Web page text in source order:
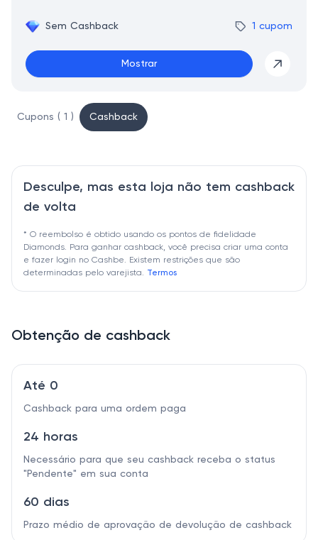
Sem Cashback 1 cupom
Mostrar
Cupons ( 1 ) Cashback
Desculpe, mas esta loja não tem cashback
de volta
* O reembolso é obtido usando os pontos de fidelidade
Diamonds. Para ganhar cashback, você precisa criar uma conta
e fazer login no Cashbe. Existem restrições que são
determinadas pelo varejista. Termos
Obtenção de cashback
Até 0
Cashback para uma ordem paga
24 horas
Necessário para que seu cashback receba o status
"Pendente" em sua conta
60 dias
Prazo médio de aprovação de devolução de cashback